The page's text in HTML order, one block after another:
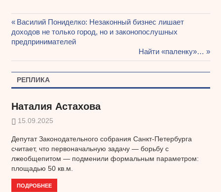
Навигация
по
записям
Предыдущая
запись:
Василий Пониделко: Незаконный бизнес лишает
доходов не только город, но и законопослушных
предпринимателей
Следующая
запись:
Найти «паленку»…
РЕПЛИКА
Наталия Астахова
15.09.2025
Депутат Законодательного собрания Санкт-Петербурга
считает, что первоначальную задачу — борьбу с
лжеобщепитом — подменили формальным параметром:
площадью 50 кв.м.
ПОДРОБНЕЕ